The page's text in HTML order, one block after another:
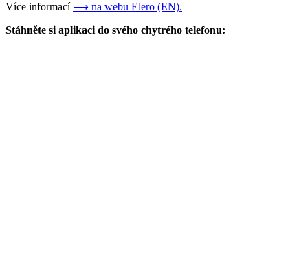
Více informací ⟶ na webu Elero (EN).
Stáhněte si aplikaci do svého chytrého telefonu: